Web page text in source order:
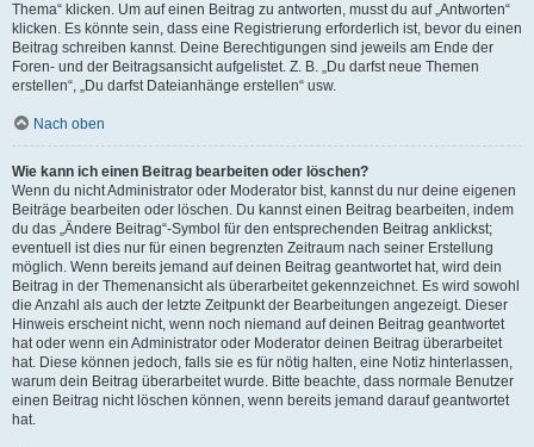
Thema“ klicken. Um auf einen Beitrag zu antworten, musst du auf „Antworten“
klicken. Es könnte sein, dass eine Registrierung erforderlich ist, bevor du einen
Beitrag schreiben kannst. Deine Berechtigungen sind jeweils am Ende der
Foren- und der Beitragsansicht aufgelistet. Z. B. „Du darfst neue Themen
erstellen“, „Du darfst Dateianhänge erstellen“ usw.
Nach oben
Wie kann ich einen Beitrag bearbeiten oder löschen?
Wenn du nicht Administrator oder Moderator bist, kannst du nur deine eigenen
Beiträge bearbeiten oder löschen. Du kannst einen Beitrag bearbeiten, indem
du das „Ändere Beitrag“-Symbol für den entsprechenden Beitrag anklickst;
eventuell ist dies nur für einen begrenzten Zeitraum nach seiner Erstellung
möglich. Wenn bereits jemand auf deinen Beitrag geantwortet hat, wird dein
Beitrag in der Themenansicht als überarbeitet gekennzeichnet. Es wird sowohl
die Anzahl als auch der letzte Zeitpunkt der Bearbeitungen angezeigt. Dieser
Hinweis erscheint nicht, wenn noch niemand auf deinen Beitrag geantwortet
hat oder wenn ein Administrator oder Moderator deinen Beitrag überarbeitet
hat. Diese können jedoch, falls sie es für nötig halten, eine Notiz hinterlassen,
warum dein Beitrag überarbeitet wurde. Bitte beachte, dass normale Benutzer
einen Beitrag nicht löschen können, wenn bereits jemand darauf geantwortet
hat.